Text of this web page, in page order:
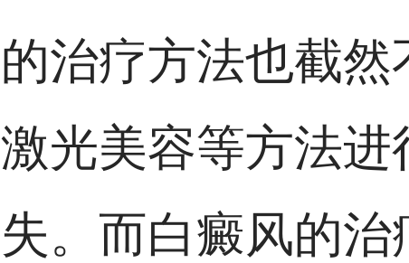
治疗方法也截然
光美容等方法进
。而白癜风的治